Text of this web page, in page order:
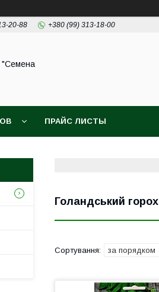
20-88 +380 (99) 313-18-00
"Семена
ПРАЙС ЛИСТЫ
Голандський горох